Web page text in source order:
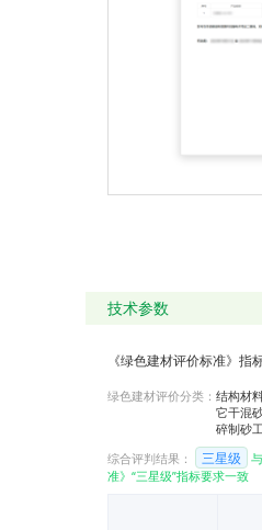
技术参数
《绿色建材评价标准》指
绿色建材评价分类：结构材
它干混
碎制砂
综合评判结果：
三星级
准》“三星级”指标要求一致